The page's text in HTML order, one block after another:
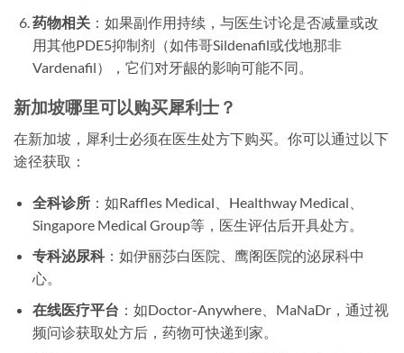
药物相关：如果副作用持续，与医生讨论是否减量或改
用其他PDE5抑制剂（如伟哥Sildenafil或伐地那非
Vardenafil），它们对牙龈的影响可能不同。
新加坡哪里可以购买犀利士？
在新加坡，犀利士必须在医生处方下购买。你可以通过以下
途径获取：
全科诊所：如Raffles Medical、Healthway Medical、
Singapore Medical Group等，医生评估后开具处方。
专科泌尿科：如伊丽莎白医院、鹰阁医院的泌尿科中
心。
在线医疗平台 ：如Doctor-Anywhere、MaNaDr，通过视
频问诊获取处方后，药物可快递到家。